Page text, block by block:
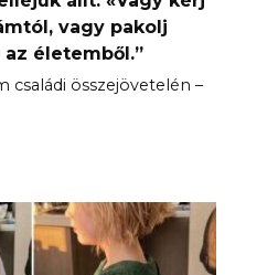
vagy pakolj
életemből.”
családi összejövetelén –